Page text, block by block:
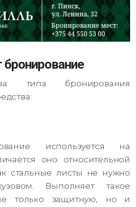
типа бронирования
используется на
оно относительной
стальные листы не нужно
Выполняет такое
только защитную, но и